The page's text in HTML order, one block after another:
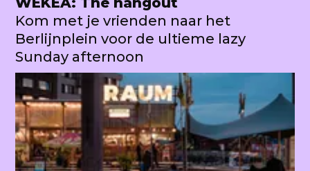
Kom met je vrienden naar het
Berlijnplein voor de ultieme lazy
Sunday afternoon